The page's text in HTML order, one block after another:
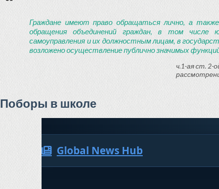
Граждане имеют право обращаться лично, а
обращения объединений граждан, в том числе
самоуправления и их должностным лицам, в
возложено осуществление публично значимых
ч.1-ая ст. 2-
Поборы в школе